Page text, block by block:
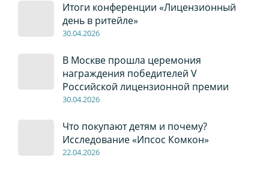
Итоги конференции «Лицензионный
день в ритейле»
30.04.2026
В Москве прошла церемония
награждения победителей V
Российской лицензионной премии
30.04.2026
Что покупают детям и почему?
Исследование «Ипсос Комкон»
22.04.2026